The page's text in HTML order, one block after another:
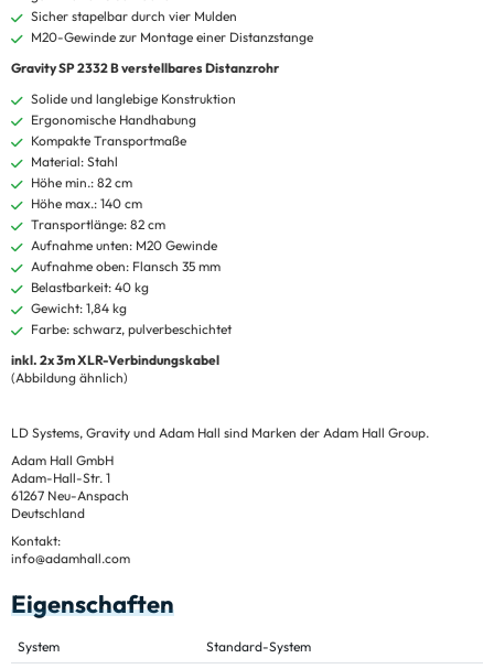
Sicher stapelbar durch vier Mulden
M20-Gewinde zur Montage einer Distanzstange
Gravity SP 2332 B verstellbares Distanzrohr
Solide und langlebige Konstruktion
Ergonomische Handhabung
Kompakte Transportmaße
Material: Stahl
Höhe min.: 82 cm
Höhe max.: 140 cm
Transportlänge: 82 cm
Aufnahme unten: M20 Gewinde
Aufnahme oben: Flansch 35 mm
Belastbarkeit: 40 kg
Gewicht: 1,84 kg
Farbe: schwarz, pulverbeschichtet
inkl. 2x 3m XLR-Verbindungskabel
(Abbildung ähnlich)
LD Systems, Gravity und Adam Hall sind Marken der Adam Hall Group.
Adam Hall GmbH
Adam-Hall-Str. 1
61267 Neu-Anspach
Deutschland
Kontakt:
info@adamhall.com
Eigenschaften
System
Standard-System